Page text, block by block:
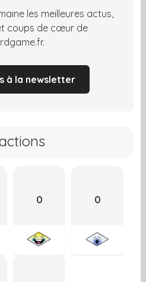
les meilleures actus,
coups de cœur de
à la newsletter
0 0